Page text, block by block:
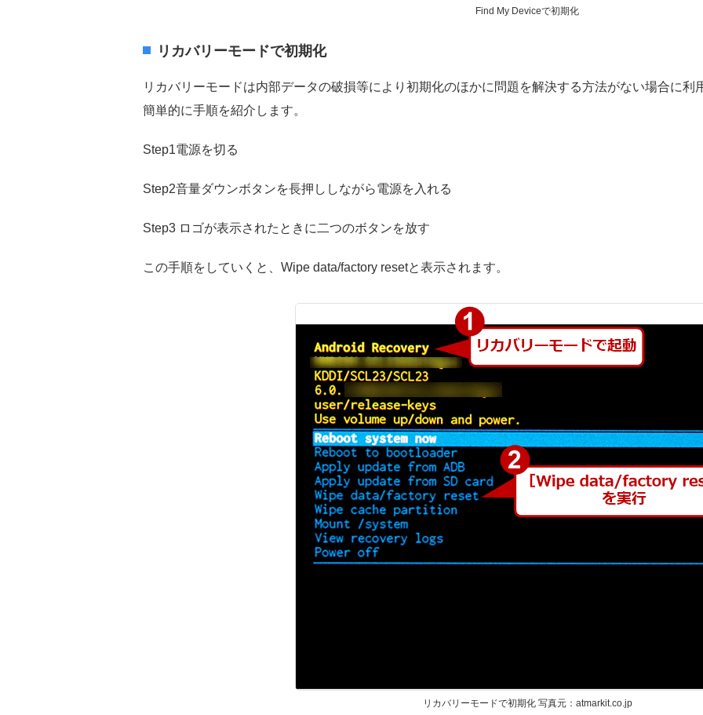
Find My Deviceで初期化
リカバリーモードで初期化
リカバリーモードは内部データの破損等により初期化のほかに問題を解決する方法がない場合に利
簡単的に手順を紹介します。
Step1電源を切る
Step2音量ダウンボタンを長押ししながら電源を入れる
Step3 ロゴが表示されたときに二つのボタンを放す
この手順をしていくと、Wipe data/factory resetと表示されます。
リカバリーモードで初期化 写真元：atmarkit.co.jp